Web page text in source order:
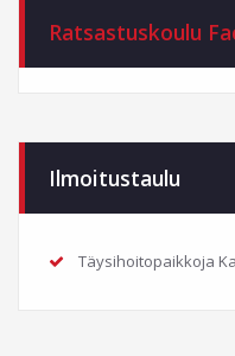
Ratsastuskoulu
Ilmoitustaulu
Täysihoitopaikkoja